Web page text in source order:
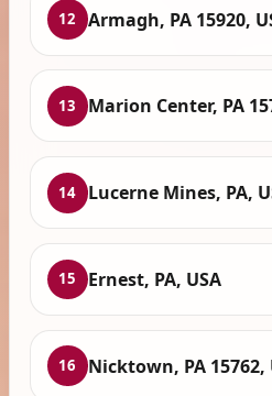
12 Armagh, PA 15920,
13 Marion Center, PA
14 Lucerne Mines, PA,
15 Ernest, PA, USA
16 Nicktown, PA 15762,